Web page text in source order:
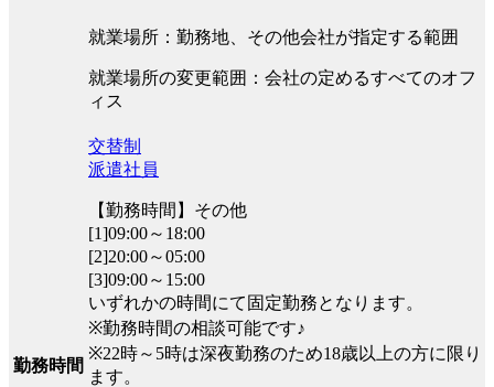
就業場所：勤務地、その他会社が指定する範囲
就業場所の変更範囲：会社の定めるすべてのオフ
ィス
勤務時間
交替制
派遣社員
【勤務時間】その他
[1]09:00～18:00
[2]20:00～05:00
[3]09:00～15:00
いずれかの時間にて固定勤務となります。
※勤務時間の相談可能です♪
※22時～5時は深夜勤務のため18歳以上の方に限り
ます。